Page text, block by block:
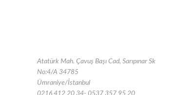
Atatürk Mah. Çavuş Başı Cad, Sarıpınar Sk
No:4/A 34785
Ümraniye/İstanbul
0216 412 20 34- 0537 357 95 20